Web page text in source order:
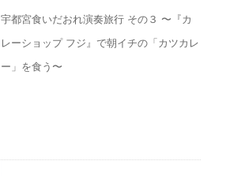
宇都宮食いだおれ演奏旅行 その３ 〜『カ
レーショップ フジ』で朝イチの「カツカレ
ー」を食う〜